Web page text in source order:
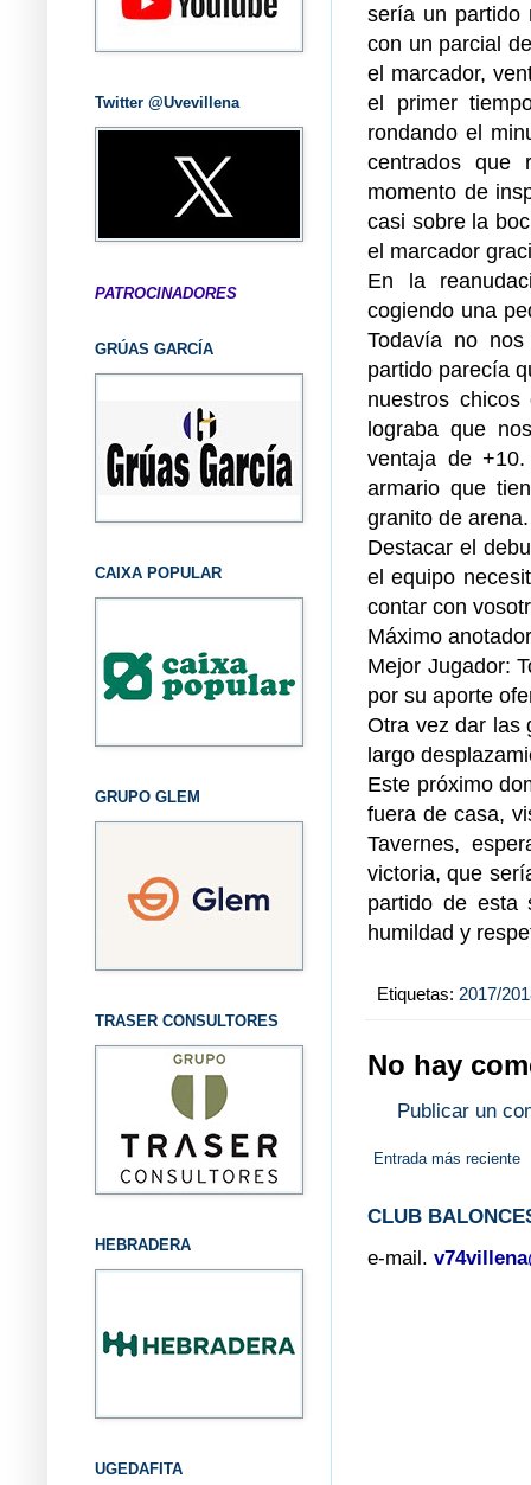
sería un partido
con un parcial
el marcador,
el primer
rondando el
centrados que
momento de
casi sobre la
el marcador
En la
cogiendo una
Todavía no
partido parecía
nuestros
lograba que
ventaja de
armario que
granito de arena.
Destacar el
el equipo
contar con
Máximo
Mejor Jugador:
por su aporte
Otra vez dar las
largo
Este próximo
fuera de casa,
Tavernes,
victoria, que
partido de esta
humildad y
Etiquetas: 2017/
No hay
Publicar un
Entrada más reciente
CLUB
e-mail.
Twitter @Uvevillena
PATROCINADORES
GRÚAS GARCÍA
CAIXA POPULAR
GRUPO GLEM
TRASER CONSULTORES
HEBRADERA
UGEDAFITA